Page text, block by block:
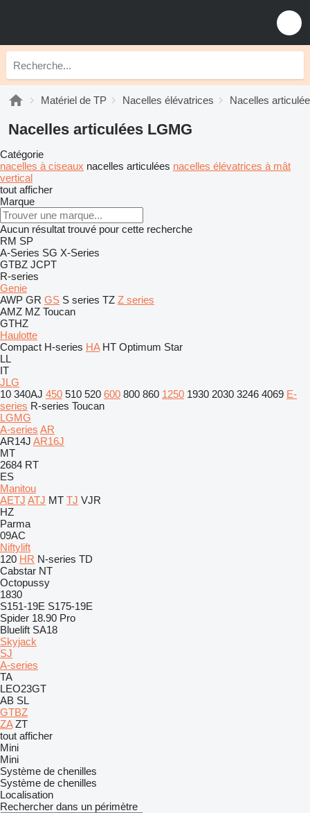
Matériel de TP Nacelles élévatrices Nacelles
Nacelles articulées LGMG
Catégorie
nacelles à ciseaux nacelles articulées nacelles élévatrices à mât
vertical
tout afficher
Marque
Aucun résultat trouvé pour cette recherche
RM SP
A-Series SG X-Series
GTBZ JCPT
R-series
Genie
AWP GR GS S series TZ Z series
AMZ MZ Toucan
GTHZ
Haulotte
Compact H-series HA HT Optimum Star
LL
IT
JLG
10 340AJ 450 510 520 600 800 860 1250 1930 2030 3246 4069 E-
series R-series Toucan
LGMG
A-series AR
AR14J AR16J
MT
2684 RT
ES
Manitou
AETJ ATJ MT TJ VJR
HZ
Parma
09AC
Niftylift
120 HR N-series TD
Cabstar NT
Octopussy
1830
S151-19E S175-19E
Spider 18.90 Pro
Bluelift SA18
Skyjack
SJ
A-series
TA
LEO23GT
AB SL
GTBZ
ZA ZT
tout afficher
Mini
Mini
Système de chenilles
Système de chenilles
Localisation
Rechercher dans un périmètre